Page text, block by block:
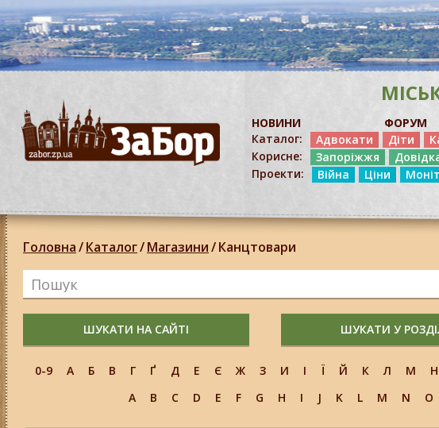
НОВИНИ ФОРУМ
Каталог:
Адвокати Діти
Корисне:
Запоріжжя
Проекти:
Війна Ціни
Головна/Каталог/Магазини/Канцтовари
ШУКАТИ НА САЙТІ ШУКАТИ У
0-9 А Б В Г Ґ Д Е Є Ж З И І Ї Й К Л М Н
A
B C D E F G H I J K L M N O